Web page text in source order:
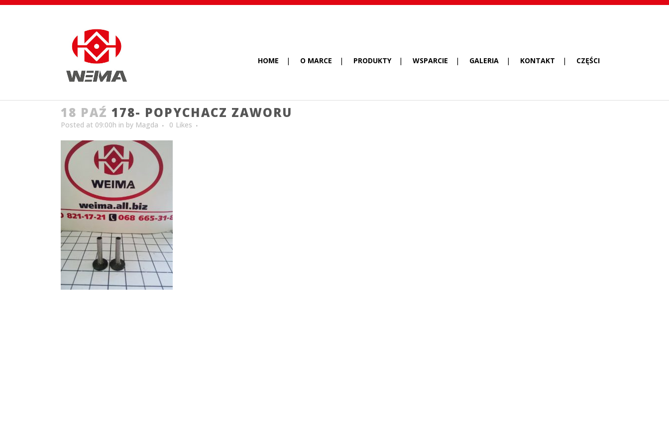
HOME O MARCE PRODUKTY WSPARCIE GALERIA KONTAKT CZĘŚCI
18 PAŹ 178- POPYCHACZ ZAWORU
Posted at 09:00h in by Magda 0 Likes